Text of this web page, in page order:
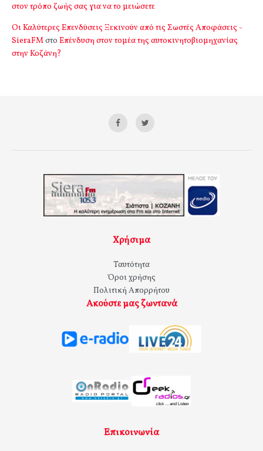
στον τρόπο ζωής σας για να το μειώσετε
Οι Καλύτερες Επενδύσεις Ξεκινούν από τις Σωστές Αποφάσεις -
SieraFMστο Επένδυση στον τομέα της αυτοκινητοβιομηχανίας
στην Κοζάνη?
Χρήσιμα
Ταυτότητα
Όροι χρήσης
Πολιτική Απορρήτου
Ακούστε μας ζωντανά
Επικοινωνία